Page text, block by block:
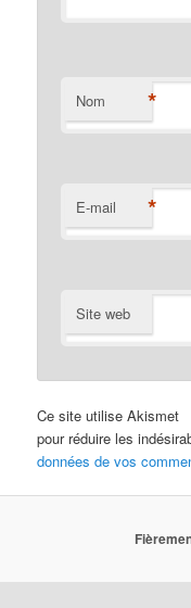
Nom *
E-mail *
Site web
Ce site utilise Akismet
pour réduire les
données de vos